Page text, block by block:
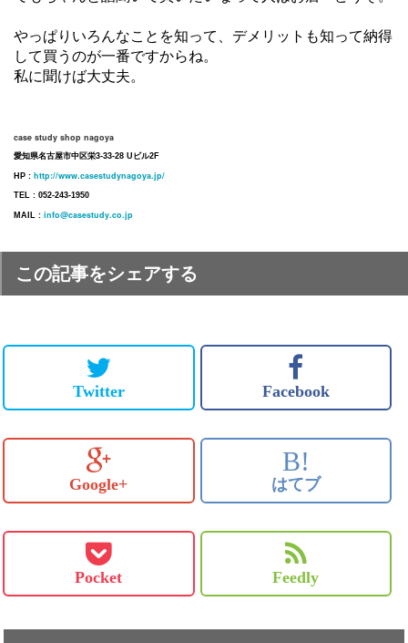
やっぱりいろんなことを知って、デメリットも知って納得
して買うのが一番ですからね。
私に聞けば大丈夫。
case study shop nagoya
愛知県名古屋市中区栄3-33-28 Uビル2F
HP : http://www.casestudynagoya.jp/
TEL : 052-243-1950
MAIL : info@casestudy.co.jp
この記事をシェアする
Twitter Facebook
Google+
B!
はてブ
Pocket Feedly